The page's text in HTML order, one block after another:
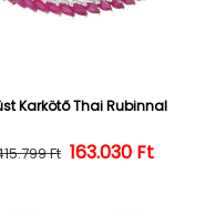
Karkötő Thai Rubinnal
Normál ár
Ft 163.030 Ft